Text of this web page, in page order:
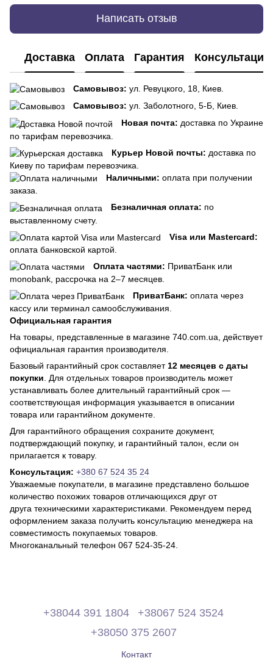
Написать отзыв
Доставка Оплата Гарантия Консультация
Самовывоз: ул. Ревуцкого, 18, Киев.
Самовывоз: ул. Заболотного, 5-Б, Киев.
Новая почта: доставка по Украине
по тарифам перевозчика.
Курьер Новой почты: доставка по
Киеву по тарифам перевозчика.
Наличными: оплата при получении
заказа.
Безналичная оплата: по
выставленному счету.
Visa или Mastercard:
оплата банковской картой.
Оплата частями: ПриватБанк или
monobank, рассрочка на 2–7 месяцев.
ПриватБанк: оплата через
кассу или терминал самообслуживания.
Официальная гарантия
На товары, представленные в магазине 740.com.ua, действует
официальная гарантия производителя.
Базовый гарантийный срок составляет12 месяцев с даты
покупки. Для отдельных товаров производитель может
устанавливать более длительный гарантийный срок —
соответствующая информация указывается в описании
товара или гарантийном документе.
Для гарантийного обращения сохраните документ,
подтверждающий покупку, и гарантийный талон, если он
прилагается к товару.
Консультация: +380 67 524 35 24
Уважаемые покупатели, в магазине представлено большое
количество похожих товаров отличающихся друг от
друга техническими характеристиками. Рекомендуем перед
оформлением заказа получить консультацию менеджера на
совместимость покупаемых товаров.
Многоканальный телефон 067 524-35-24.
+38044 391 1804
+38067 524 3524
+38050 375 2607
Контакт